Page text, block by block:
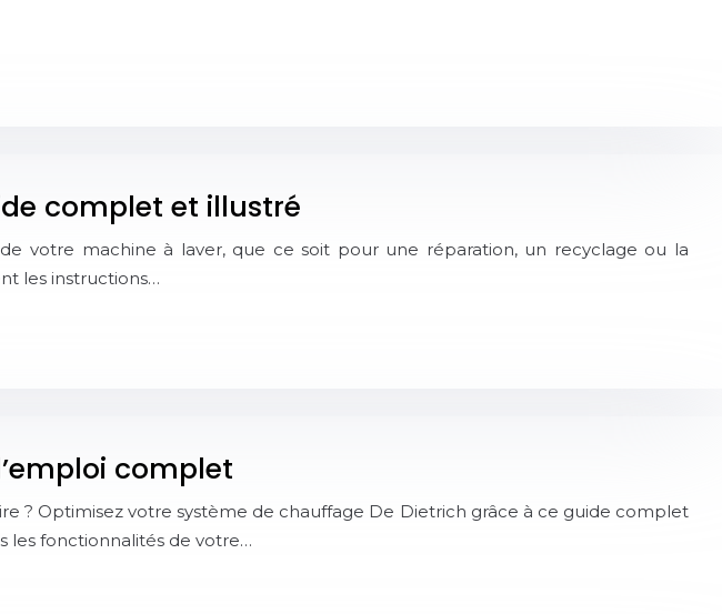
complet et illustré
votre machine à laver, que ce soit pour une réparation, un recyclage ou la
les instructions…
complet
? Optimisez votre système de chauffage De Dietrich grâce à ce guide complet
les fonctionnalités de votre…